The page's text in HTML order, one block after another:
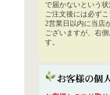
で届かないという状
ご注文後には必ず
2営業日以内に当店
ございますが、右
す。